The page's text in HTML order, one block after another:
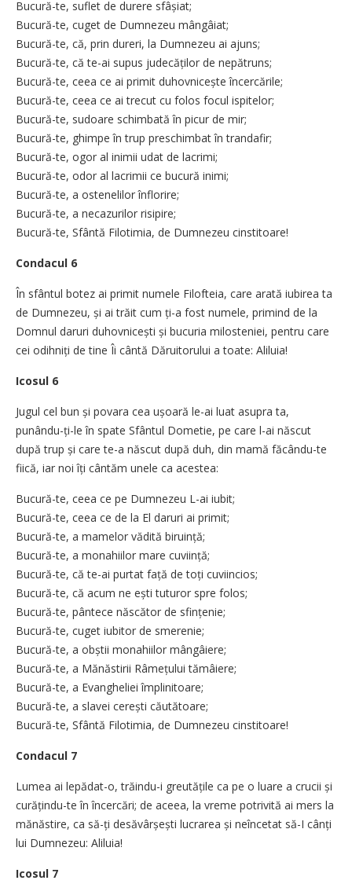
Bucură-te, suflet de durere sfâșiat;
Bucură-te, cuget de Dumnezeu mângâiat;
Bucură-te, că, prin dureri, la Dumnezeu ai ajuns;
Bucură-te, că te-ai supus judecăților de nepătruns;
Bucură-te, ceea ce ai primit duhovnicește încercările;
Bucură-te, ceea ce ai trecut cu folos focul ispitelor;
Bucură-te, sudoare schimbată în picur de mir;
Bucură-te, ghimpe în trup preschimbat în trandafir;
Bucură-te, ogor al inimii udat de lacrimi;
Bucură-te, odor al lacrimii ce bucură inimi;
Bucură-te, a ostenelilor înflorire;
Bucură-te, a necazurilor risipire;
Bucură-te, Sfântă Filotimia, de Dumnezeu cinstitoare!
Condacul 6
În sfântul botez ai primit numele Filofteia, care arată iubirea ta
de Dumnezeu, și ai trăit cum ți-a fost numele, primind de la
Domnul daruri duhovnicești și bucuria milosteniei, pentru care
cei odihniți de tine Îi cântă Dăruitorului a toate: Aliluia!
Icosul 6
Jugul cel bun și povara cea ușoară le-ai luat asupra ta,
punându-ți-le în spate Sfântul Dometie, pe care l-ai născut
după trup și care te-a născut după duh, din mamă făcându-te
fiică, iar noi îți cântăm unele ca acestea:
Bucură-te, ceea ce pe Dumnezeu L-ai iubit;
Bucură-te, ceea ce de la El daruri ai primit;
Bucură-te, a mamelor vădită biruință;
Bucură-te, a monahiilor mare cuviință;
Bucură-te, că te-ai purtat față de toți cuviincios;
Bucură-te, că acum ne ești tuturor spre folos;
Bucură-te, pântece născător de sfințenie;
Bucură-te, cuget iubitor de smerenie;
Bucură-te, a obștii monahiilor mângâiere;
Bucură-te, a Mănăstirii Râmețului tămâiere;
Bucură-te, a Evangheliei împlinitoare;
Bucură-te, a slavei cerești căutătoare;
Bucură-te, Sfântă Filotimia, de Dumnezeu cinstitoare!
Condacul 7
Lumea ai lepădat-o, trăindu-i greutățile ca pe o luare a crucii și
curățindu-te în încercări; de aceea, la vreme potrivită ai mers la
mănăstire, ca să-ți desăvârșești lucrarea și neîncetat să-I cânți
lui Dumnezeu: Aliluia!
Icosul 7